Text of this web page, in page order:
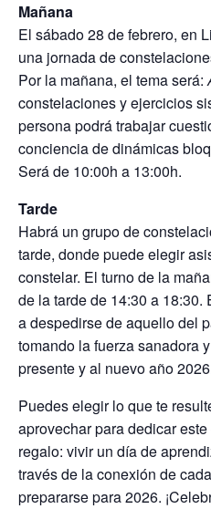
Mañana
El sábado 28 de febrero, en
una jornada de
Por la mañana, el tema será:
constelaciones y ejercicios
persona podrá trabajar
conciencia de dinámicas
Será de 10:00h a 13:00h.
Tarde
Habrá un grupo de
tarde, donde puede elegir
constelar. El turno de la
de la tarde de 14:30 a
a despedirse de aquello del
tomando la fuerza sanadora
presente y al nuevo año
Puedes elegir lo que te
aprovechar para dedicar
regalo: vivir un día de
través de la conexión de
prepararse para 2026.